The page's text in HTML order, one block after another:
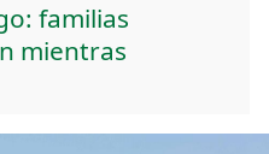
familias
mientras